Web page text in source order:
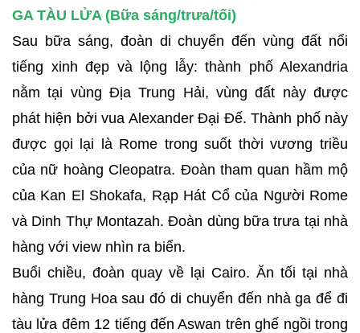
GA TÀU LỬA (Bữa sáng/trưa/tối)
Sau bữa sáng, đoàn di chuyển đến vùng đất nổi
tiếng xinh đẹp và lộng lẫy: thành phố Alexandria
nằm tại vùng Địa Trung Hải, vùng đất này được
phát hiện bởi vua Alexander Đại Đế. Thành phố này
được gọi lại là Rome trong suốt thời vương triều
của nữ hoàng Cleopatra. Đoàn tham quan hầm mộ
của Kan El Shokafa, Rạp Hát Cổ của Người Rome
và Dinh Thự Montazah. Đoàn dùng bữa trưa tại nhà
hàng với view nhìn ra biển.
Buổi chiều, đoàn quay về lại Cairo. Ăn tối tại nhà
hàng Trung Hoa sau đó di chuyển đến nhà ga để đi
tàu lửa đêm 12 tiếng đến Aswan trên ghế ngồi trong